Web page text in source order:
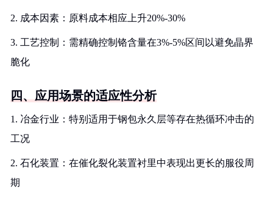
2. 成本因素：原料成本相应上升20%-30%
3. 工艺控制：需精确控制铬含量在3%-5%区间以避免晶界
脆化
四、应用场景的适应性分析
1. 冶金行业：特别适用于钢包永久层等存在热循环冲击的
工况
2. 石化装置：在催化裂化装置衬里中表现出更长的服役周
期